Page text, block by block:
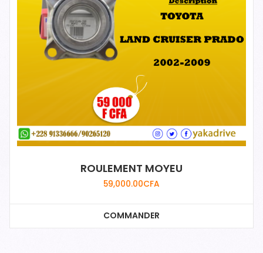
ROULEMENT MOYEU
59,000.00CFA
COMMANDER